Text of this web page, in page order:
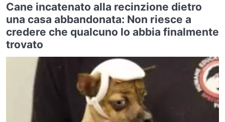
Cane incatenato alla recinzione dietro
una casa abbandonata: Non riesce a
credere che qualcuno lo abbia finalmente
trovato